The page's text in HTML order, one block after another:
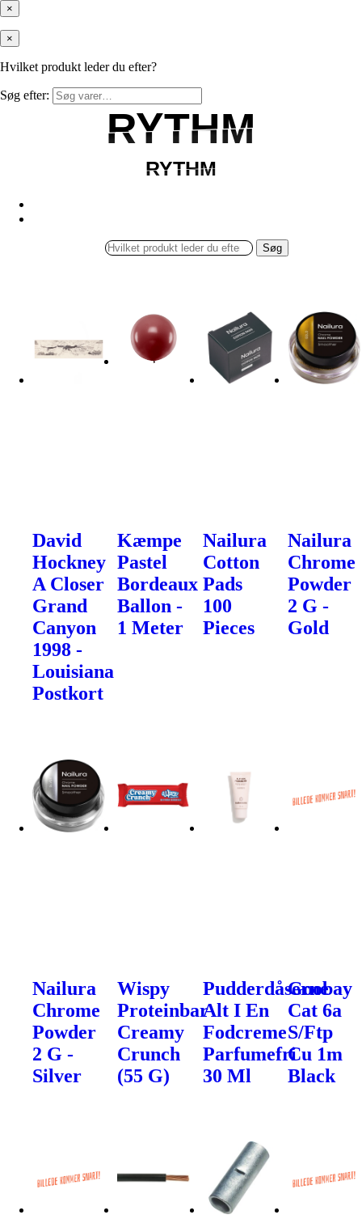
×
×
Hvilket produkt leder du efter?
Søg efter:
RYTHM
RYTHM
RYTHM
RYTHM
Søg
David
Hockney
A Closer
Grand
Canyon
1998 -
Louisiana
Postkort
Kæmpe
Pastel
Bordeaux
Ballon -
1 Meter
Nailura
Cotton
Pads
100
Pieces
Nailura
Chrome
Powder
2 G -
Gold
Nailura
Chrome
Powder
2 G -
Silver
Wispy
Proteinbar
Creamy
Crunch
(55 G)
Pudderdåserne
Alt I En
Fodcreme
Parfumefri
30 Ml
Goobay
Cat 6a
S/Ftp
Cu 1m
Black